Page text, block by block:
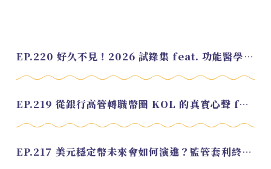
EP.220 好久不見！2026 試錄集 feat. 功能醫學營養師 美寶
EP.219 從銀行高管轉職幣圈 KOL 的真實心聲 feat.龜大
EP.217 美元穩定幣未來會如何演進？監管套利終將收斂？feat. 研究員 余哲安